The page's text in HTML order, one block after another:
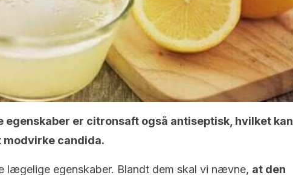
egenskaber er citronsaft også antiseptisk, hvilket kan
candida.
lægelige egenskaber. Blandt dem skal vi nævne, at den